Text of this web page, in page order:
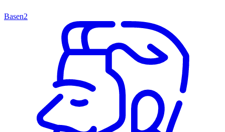
Basen2